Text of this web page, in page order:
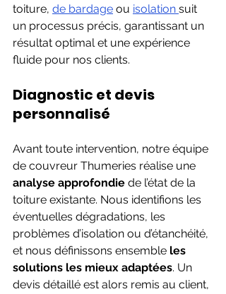
toiture, de bardage ou isolation suit
un processus précis, garantissant un
résultat optimal et une expérience
fluide pour nos clients.
Diagnostic et devis
personnalisé
Avant toute intervention, notre équipe
de couvreur Thumeries réalise une
analyse approfondie de l’état de la
toiture existante. Nous identifions les
éventuelles dégradations, les
problèmes d’isolation ou d’étanchéité,
et nous définissons ensemble les
solutions les mieux adaptées. Un
devis détaillé est alors remis au client,